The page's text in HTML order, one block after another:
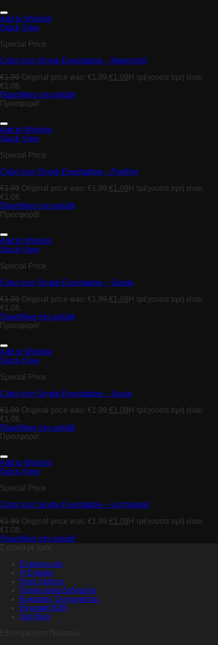
Add to Wishlist
Quick View
Special Price
Color Icon Single Eyeshadow – Moonchild
€1.99 Original price was: €1.99.€1.08 Η τρέχουσα τιμή είναι:
€1.08.
Προσθήκη στο καλάθι
Προσφορά!
Add to Wishlist
Quick View
Special Price
Color Icon Single Eyeshadow – Panther
€1.99 Original price was: €1.99.€1.08 Η τρέχουσα τιμή είναι:
€1.08.
Προσθήκη στο καλάθι
Προσφορά!
Add to Wishlist
Quick View
Special Price
Color Icon Single Eyeshadow – Suede
€1.99 Original price was: €1.99.€1.08 Η τρέχουσα τιμή είναι:
€1.08.
Προσθήκη στο καλάθι
Προσφορά!
Add to Wishlist
Quick View
Special Price
Color Icon Single Eyeshadow – Sugar
€1.99 Original price was: €1.99.€1.08 Η τρέχουσα τιμή είναι:
€1.08.
Προσθήκη στο καλάθι
Προσφορά!
Add to Wishlist
Quick View
Special Price
Color Icon Single Eyeshadow – Unchained
€1.99 Original price was: €1.99.€1.08 Η τρέχουσα τιμή είναι:
€1.08.
Προσθήκη στο καλάθι
Σχετικά με εμάς
Επικοινωνία
Η Εταιρία
Όροι Χρήσης
Προσωπικά Δεδομένα
Ευκαιρίες Συνεργασίας
Εγγραφή B2B
Our Blog
Εξυπηρέτηση Πελατών